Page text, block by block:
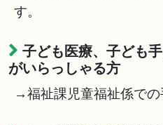
す。
子ども医療、子ども
がいらっしゃる方
→福祉課児童福祉係での